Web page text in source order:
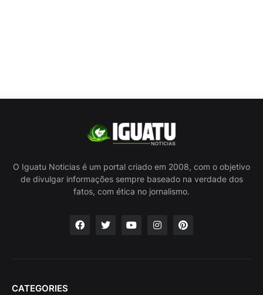
O Iguatu Noticias é um portal criado em 2008, com o objetivo
de divulgar informações sempre baseado na verdade dos
fatos, com ética no jornalismo.
CATEGORIES